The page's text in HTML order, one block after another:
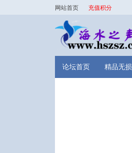
网站首页 充值积分
论坛首页 精品无损